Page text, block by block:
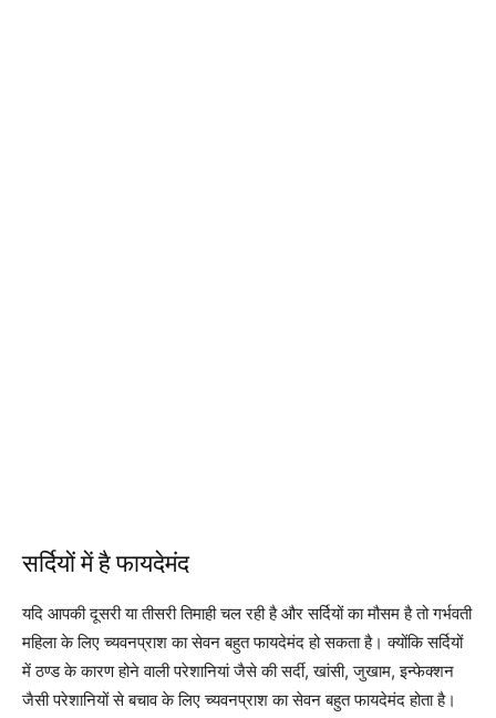
सर्दियों में है फायदेमंद
यदि आपकी दूसरी या तीसरी तिमाही चल रही है और सर्दियों का मौसम है तो गर्भवती
महिला के लिए च्यवनप्राश का सेवन बहुत फायदेमंद हो सकता है। क्योंकि सर्दियों
में ठण्ड के कारण होने वाली परेशानियां जैसे की सर्दी, खांसी, जुखाम, इन्फेक्शन
जैसी परेशानियों से बचाव के लिए च्यवनप्राश का सेवन बहुत फायदेमंद होता है।